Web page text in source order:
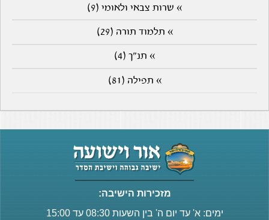
» שרות צבאי ולאומי (9)
» תלמוד תורה (29)
» תנ"ך (4)
» תפילה (81)
מזכירות הישיבה:
ימים: א' עד יום ה' בין השעות 08:30 עד 15:00